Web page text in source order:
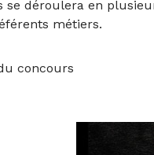
se déroulera en
métiers.
concours